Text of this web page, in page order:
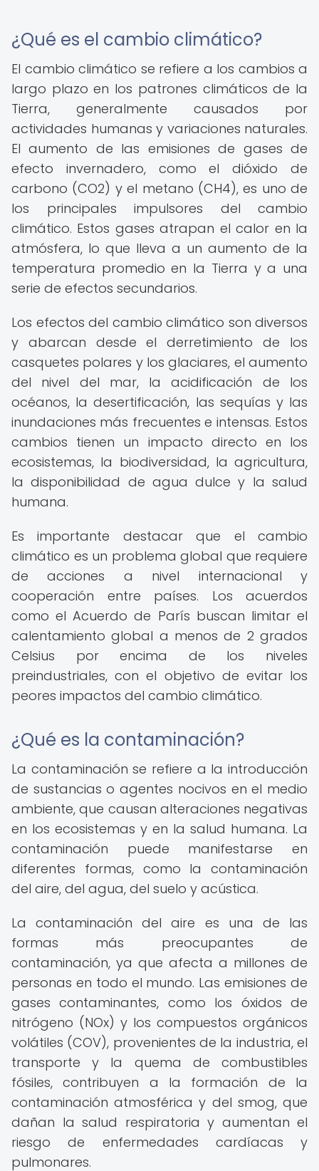
¿Qué es el cambio climático?
El cambio climático se refiere a los cambios a
largo plazo en los patrones climáticos de la
Tierra, generalmente causados por
actividades humanas y variaciones naturales.
El aumento de las emisiones de gases de
efecto invernadero, como el dióxido de
carbono (CO2) y el metano (CH4), es uno de
los principales impulsores del cambio
climático. Estos gases atrapan el calor en la
atmósfera, lo que lleva a un aumento de la
temperatura promedio en la Tierra y a una
serie de efectos secundarios.
Los efectos del cambio climático son diversos
y abarcan desde el derretimiento de los
casquetes polares y los glaciares, el aumento
del nivel del mar, la acidificación de los
océanos, la desertificación, las sequías y las
inundaciones más frecuentes e intensas. Estos
cambios tienen un impacto directo en los
ecosistemas, la biodiversidad, la agricultura,
la disponibilidad de agua dulce y la salud
humana.
Es importante destacar que el cambio
climático es un problema global que requiere
de acciones a nivel internacional y
cooperación entre países. Los acuerdos
como el Acuerdo de París buscan limitar el
calentamiento global a menos de 2 grados
Celsius por encima de los niveles
preindustriales, con el objetivo de evitar los
peores impactos del cambio climático.
¿Qué es la contaminación?
La contaminación se refiere a la introducción
de sustancias o agentes nocivos en el medio
ambiente, que causan alteraciones negativas
en los ecosistemas y en la salud humana. La
contaminación puede manifestarse en
diferentes formas, como la contaminación
del aire, del agua, del suelo y acústica.
La contaminación del aire es una de las
formas más preocupantes de
contaminación, ya que afecta a millones de
personas en todo el mundo. Las emisiones de
gases contaminantes, como los óxidos de
nitrógeno (NOx) y los compuestos orgánicos
volátiles (COV), provenientes de la industria, el
transporte y la quema de combustibles
fósiles, contribuyen a la formación de la
contaminación atmosférica y del smog, que
dañan la salud respiratoria y aumentan el
riesgo de enfermedades cardíacas y
pulmonares.